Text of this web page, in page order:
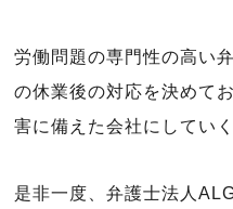
労働問題の専門性の高い
の休業後の対応を決めて
害に備えた会社にしてい
是非一度、弁護士法人